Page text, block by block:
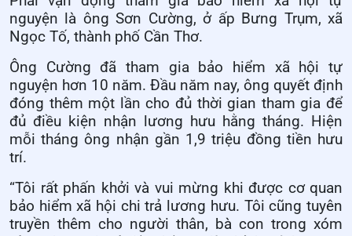
nguyện là ông Sơn Cường, ở ấp Bưng Trụm, xã
Ngọc Tố, thành phố Cần Thơ.
Ông Cường đã tham gia bảo hiểm xã hội tự
nguyện hơn 10 năm. Đầu năm nay, ông quyết định
đóng thêm một lần cho đủ thời gian tham gia để
đủ điều kiện nhận lương hưu hằng tháng. Hiện
mỗi tháng ông nhận gần 1,9 triệu đồng tiền hưu
trí.
“Tôi rất phấn khởi và vui mừng khi được cơ quan
bảo hiểm xã hội chi trả lương hưu. Tôi cũng tuyên
truyền thêm cho người thân, bà con trong xóm